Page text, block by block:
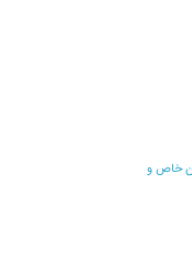
خاص و